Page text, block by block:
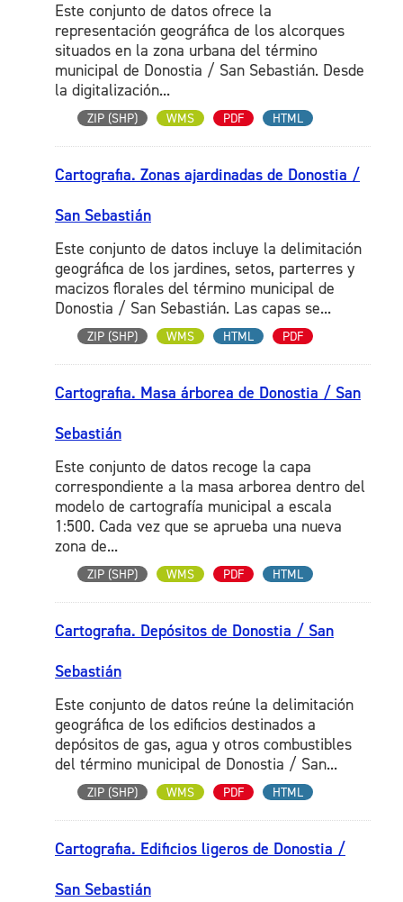
Este conjunto de datos ofrece la
representación geográfica de los alcorques
situados en la zona urbana del término
municipal de Donostia / San Sebastián. Desde
la digitalización...
ZIP (SHP) WMS PDF HTML
Cartografia. Zonas ajardinadas de Donostia /
San Sebastián
Este conjunto de datos incluye la delimitación
geográfica de los jardines, setos, parterres y
macizos florales del término municipal de
Donostia / San Sebastián. Las capas se...
ZIP (SHP) WMS HTML PDF
Cartografia. Masa árborea de Donostia / San
Sebastián
Este conjunto de datos recoge la capa
correspondiente a la masa arborea dentro del
modelo de cartografía municipal a escala
1:500. Cada vez que se aprueba una nueva
zona de...
ZIP (SHP) WMS PDF HTML
Cartografia. Depósitos de Donostia / San
Sebastián
Este conjunto de datos reúne la delimitación
geográfica de los edificios destinados a
depósitos de gas, agua y otros combustibles
del término municipal de Donostia / San...
ZIP (SHP) WMS PDF HTML
Cartografia. Edificios ligeros de Donostia /
San Sebastián